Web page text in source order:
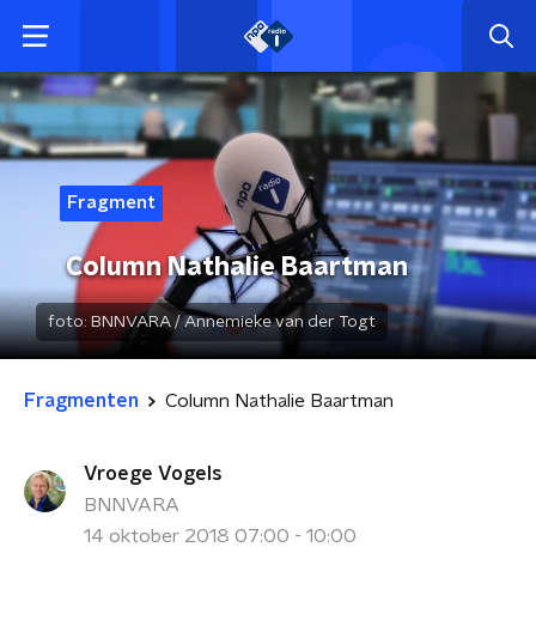
Fragment
Column Nathalie Baartman
foto: BNNVARA / Annemieke van der Togt
Fragmenten Column Nathalie Baartman
Vroege Vogels
BNNVARA
14 oktober 2018 07:00 - 10:00